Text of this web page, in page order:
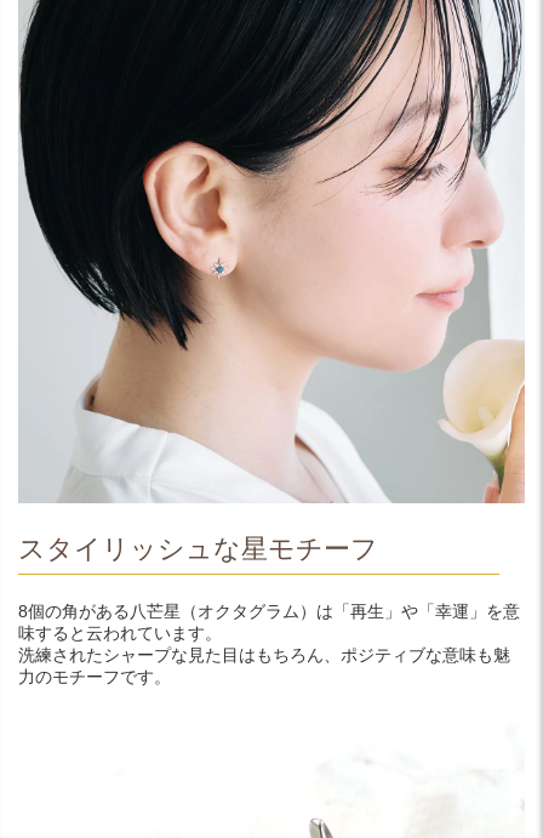
スタイリッシュな星モチーフ
8個の角がある八芒星（オクタグラム）は「再生」や「幸運」を意
味すると云われています。
洗練されたシャープな見た目はもちろん、ポジティブな意味も魅
力のモチーフです。